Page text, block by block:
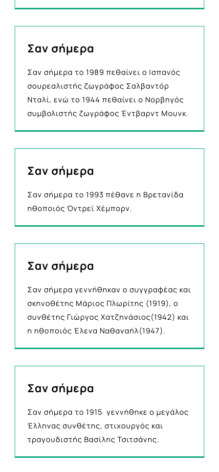
Σαν σήμερα
Σαν σήμερα το 1989 πεθαίνει ο Ισπανός
σουρεαλιστής ζωγράφος Σαλβαντόρ
Νταλί, ενώ το 1944 πεθαίνει ο Νορβηγός
συμβολιστής ζωγράφος Έντβαρντ Μουνκ.
Σαν σήμερα
Σαν σήμερα το 1993 πέθανε η Βρετανίδα
ηθοποιός Όντρεϊ Χέμπορν.
Σαν σήμερα
Σαν σήμερα γεννήθηκαν ο συγγραφέας και
σκηνοθέτης Μάριος Πλωρίτης (1919), ο
συνθέτης Γιώργος Χατζηνάσιος(1942) και
η ηθοποιός Έλενα Ναθαναήλ(1947).
Σαν σήμερα
Σαν σήμερα το 1915 γεννήθηκε ο μεγάλος
Έλληνας συνθέτης, στιχουργός και
τραγουδιστής Βασίλης Τσιτσάνης.